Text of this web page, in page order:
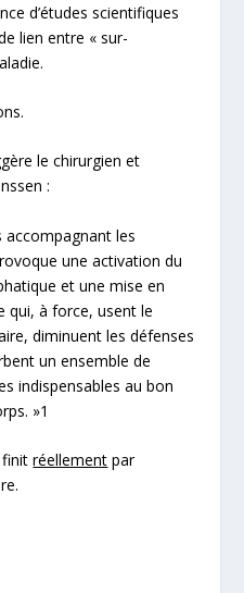
d’études scientifiques
lien entre «sur-
le chirurgien et
:
accompagnant les
une activation du
et une mise en
qui, à force, usent le
diminuent les défenses
un ensemble de
indispensables au bon
»1
finitréellement par